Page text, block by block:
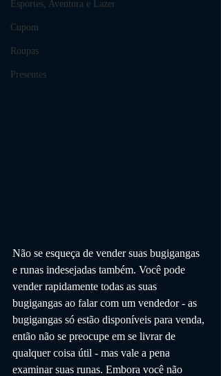
Esportes, Aventura e Lazer
Cupom
Roupas
Presentes
Não se esqueça de vender suas bugigangas
e runas indesejadas também. Você pode
vender rapidamente todas as suas
bugigangas ao falar com um vendedor - as
bugigangas só estão disponíveis para venda,
então não se preocupe em se livrar de
qualquer coisa útil - mas vale a pena
examinar suas runas. Embora você não